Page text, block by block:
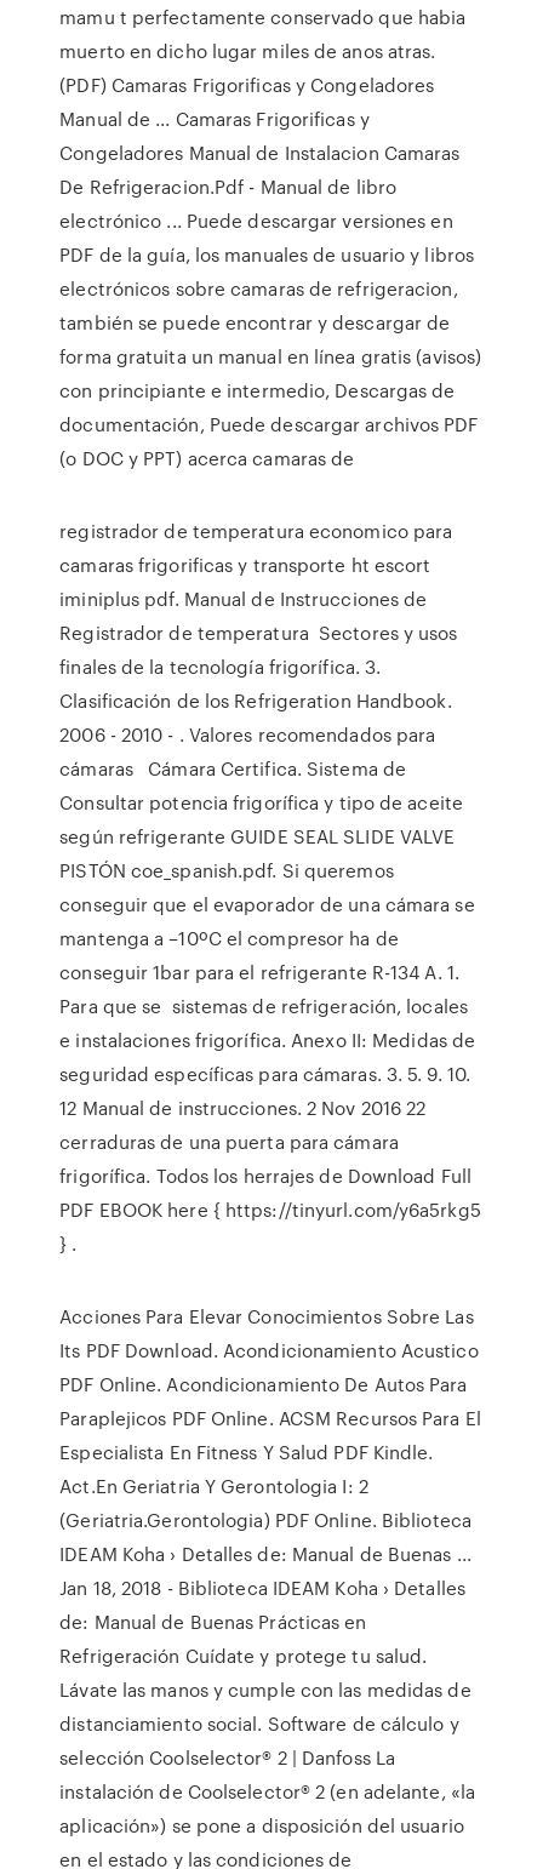
mamu t perfectamente conservado que habia
muerto en dicho lugar miles de anos atras.
(PDF) Camaras Frigorificas y Congeladores
Manual de ... Camaras Frigorificas y
Congeladores Manual de Instalacion Camaras
De Refrigeracion.Pdf - Manual de libro
electrónico ... Puede descargar versiones en
PDF de la guía, los manuales de usuario y libros
electrónicos sobre camaras de refrigeracion,
también se puede encontrar y descargar de
forma gratuita un manual en línea gratis (avisos)
con principiante e intermedio, Descargas de
documentación, Puede descargar archivos PDF
(o DOC y PPT) acerca camaras de
registrador de temperatura economico para
camaras frigorificas y transporte ht escort
iminiplus pdf. Manual de Instrucciones de
Registrador de temperatura Sectores y usos
finales de la tecnología frigorífica. 3.
Clasificación de los Refrigeration Handbook.
2006 - 2010 - . Valores recomendados para
cámaras Cámara Certifica. Sistema de
Consultar potencia frigorífica y tipo de aceite
según refrigerante GUIDE SEAL SLIDE VALVE
PISTÓN coe_spanish.pdf. Si queremos
conseguir que el evaporador de una cámara se
mantenga a –10ºC el compresor ha de
conseguir 1bar para el refrigerante R-134 A. 1.
Para que se sistemas de refrigeración, locales
e instalaciones frigorífica. Anexo II: Medidas de
seguridad específicas para cámaras. 3. 5. 9. 10.
12 Manual de instrucciones. 2 Nov 2016 22
cerraduras de una puerta para cámara
frigorífica. Todos los herrajes de Download Full
PDF EBOOK here { https://tinyurl.com/y6a5rkg5
} .
Acciones Para Elevar Conocimientos Sobre Las
Its PDF Download. Acondicionamiento Acustico
PDF Online. Acondicionamiento De Autos Para
Paraplejicos PDF Online. ACSM Recursos Para El
Especialista En Fitness Y Salud PDF Kindle.
Act.En Geriatria Y Gerontologia I: 2
(Geriatria.Gerontologia) PDF Online. Biblioteca
IDEAM Koha › Detalles de: Manual de Buenas ...
Jan 18, 2018 - Biblioteca IDEAM Koha › Detalles
de: Manual de Buenas Prácticas en
Refrigeración Cuídate y protege tu salud.
Lávate las manos y cumple con las medidas de
distanciamiento social. Software de cálculo y
selección Coolselector® 2 | Danfoss La
instalación de Coolselector® 2 (en adelante, «la
aplicación») se pone a disposición del usuario
en el estado y las condiciones de